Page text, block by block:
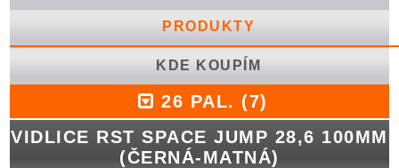
PRODUKTY
KDE KOUPÍM
26 PAL. (7)
VIDLICE RST SPACE JUMP 28,6 100MM
(ČERNÁ-MATNÁ)